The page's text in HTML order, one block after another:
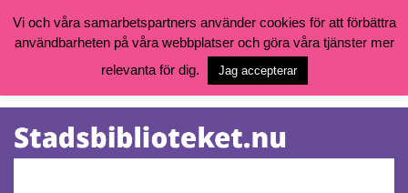
Vill du söka böcker, logga in på ditt bibliotekskonto eller nå övriga
goteborg.se/bibliotek
Öppettider, katalog och kontakt
Tjänster
Vi och våra samarbetspartners använder cookies för att förbättra
användbarheten på våra webbplatser och göra våra tjänster mer
relevanta för dig.
Jag accepterar